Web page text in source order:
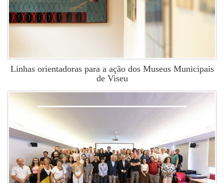
Linhas orientadoras para a ação dos Museus Municipais
de Viseu